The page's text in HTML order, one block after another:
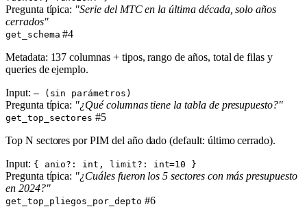
Pregunta típica: "Serie del MTC en la última década, solo años
cerrados"
get_schema #4
Metadata: 137 columnas + tipos, rango de años, total de filas y
queries de ejemplo.
Input: — (sin parámetros)
Pregunta típica: "¿Qué columnas tiene la tabla de presupuesto?"
get_top_sectores #5
Top N sectores por PIM del año dado (default: último cerrado).
Input: { anio?: int, limit?: int=10 }
Pregunta típica: "¿Cuáles fueron los 5 sectores con más presupuesto
en 2024?"
get_top_pliegos_por_depto #6